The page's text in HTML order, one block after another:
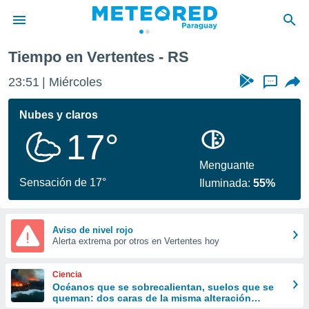
de
ha
calidad.
a este
las
y
forma
digital
basada
Tiempo en Vertentes - RS
23:51 Miércoles ...
Nubes y claros
17°
Sensación de 17°
Menguante
Iluminada:55%
Aviso de nivel rojo
Alerta extrema por otros en Vertentes hoy
Ciencia
Océanos que se sobrecalientan, suelos que se
queman: dos caras de la misma alteración